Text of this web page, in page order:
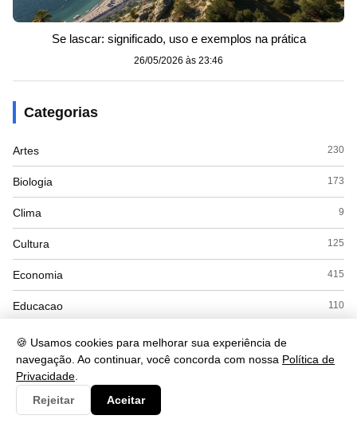
🍪 Usamos cookies para melhorar sua experiência de
navegação. Ao continuar, você concorda com nossa Política de
Privacidade
Rejeitar
Aceitar
Se lascar: significado, uso e exemplos na prática
26/05/2026 às 23:46
Categorias
Artes 230
Biologia 173
Clima 9
Cultura 125
Economia 415
Educacao 110
ENEM
Espanhol
Esporte